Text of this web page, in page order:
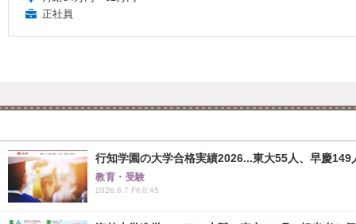
正社員
行知学園の大学合格実績2026...東大55人、早慶149
教育・受験
2026.8.7 Fri 0:45